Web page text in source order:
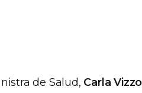
de Salud, Carla